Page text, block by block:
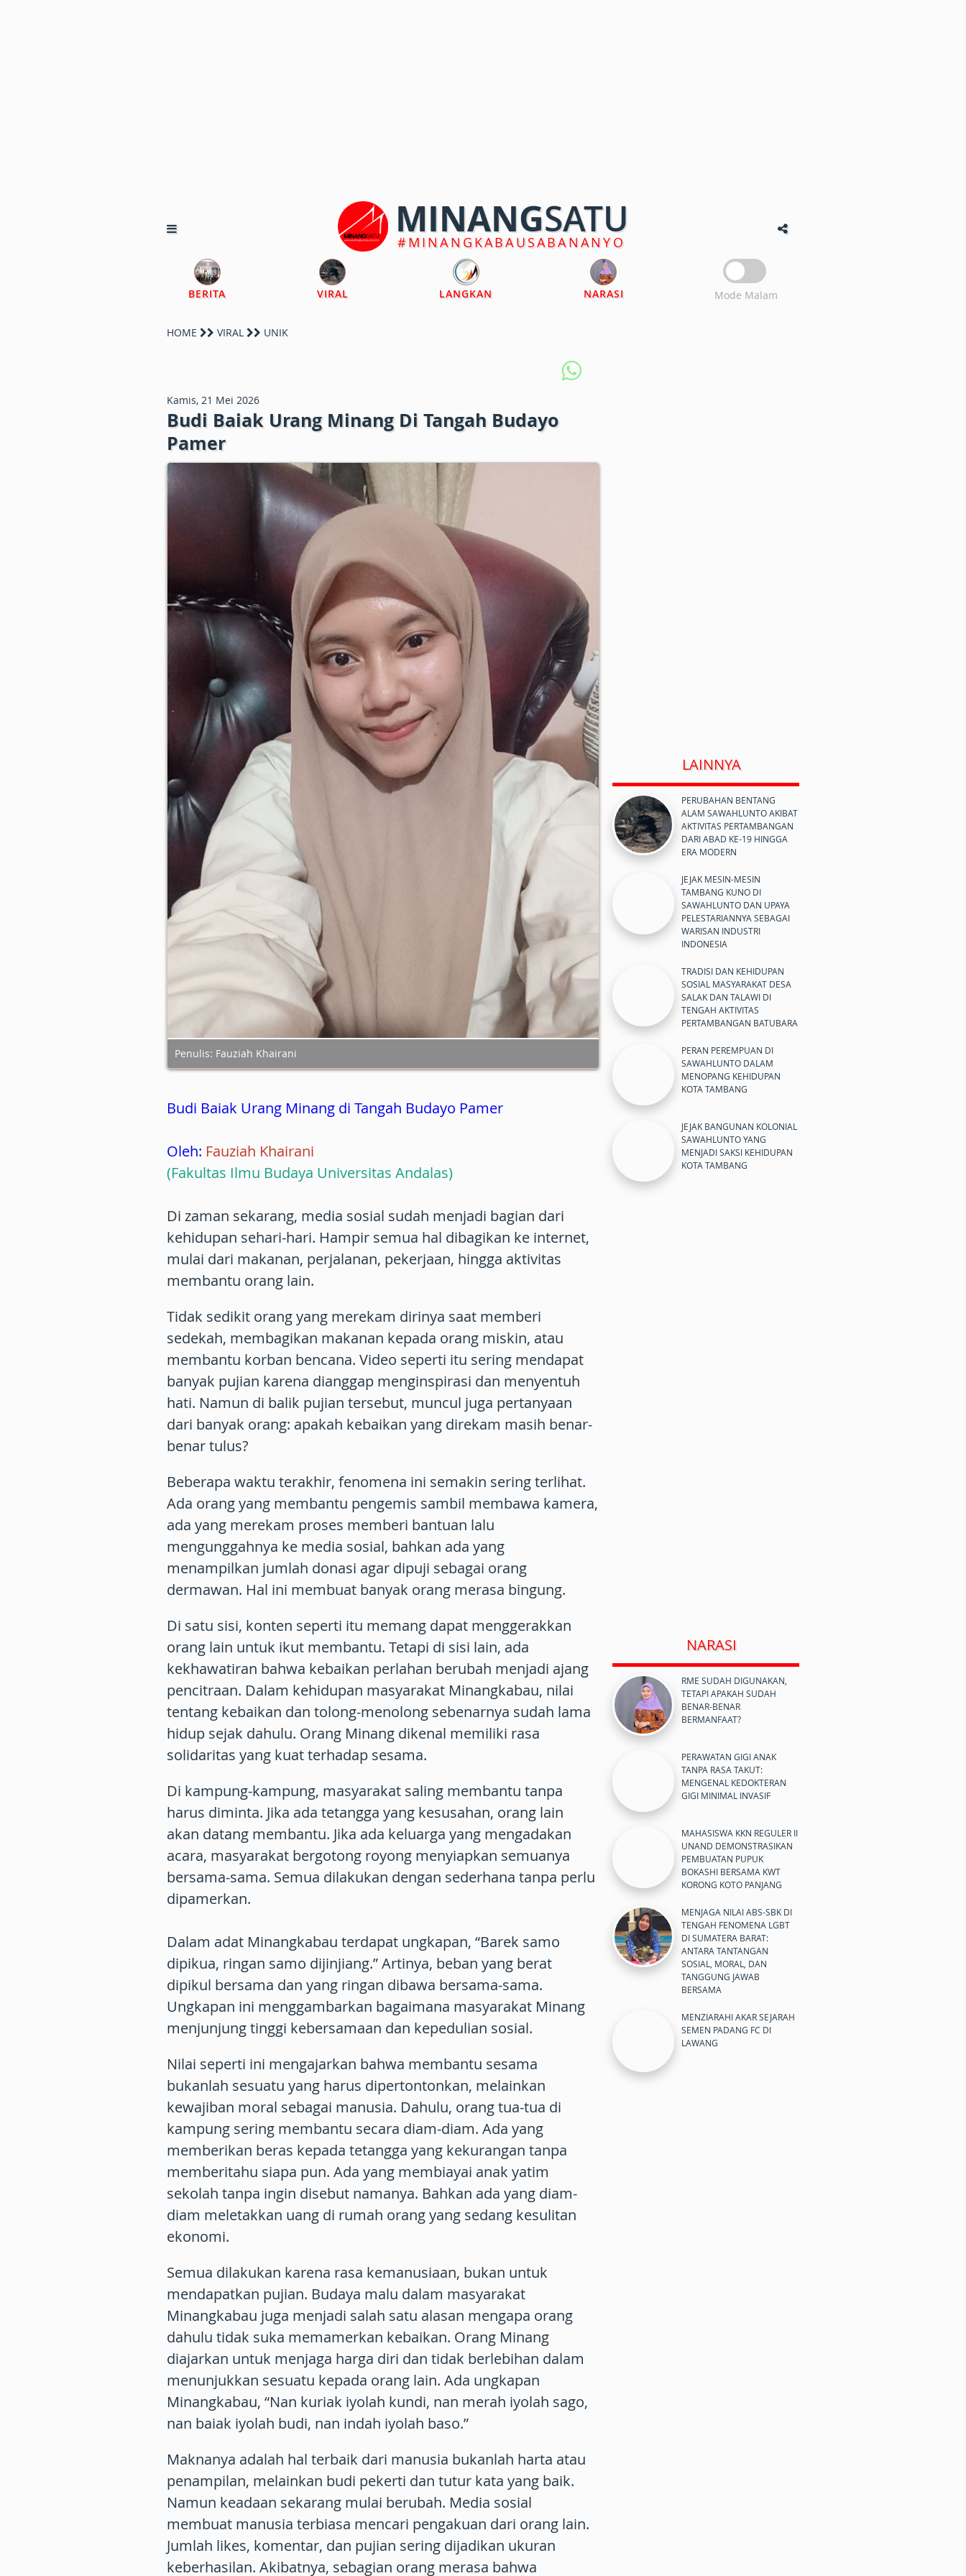
MINANGSATU
#MINANGKABAUSABANANYO
BERITA VIRAL LANGKAN NARASI Mode Malam
HOME VIRAL UNIK
Kamis, 21 Mei 2026
Budi Baiak Urang Minang Di Tangah Budayo
Pamer
Penulis: Fauziah Khairani
Budi Baiak Urang Minang di Tangah Budayo Pamer
Oleh: Fauziah Khairani
(Fakultas Ilmu Budaya Universitas Andalas)
Di zaman sekarang, media sosial sudah menjadi bagian dari
kehidupan sehari-hari. Hampir semua hal dibagikan ke internet,
mulai dari makanan, perjalanan, pekerjaan, hingga aktivitas
membantu orang lain.
Tidak sedikit orang yang merekam dirinya saat memberi
sedekah, membagikan makanan kepada orang miskin, atau
membantu korban bencana. Video seperti itu sering mendapat
banyak pujian karena dianggap menginspirasi dan menyentuh
hati. Namun di balik pujian tersebut, muncul juga pertanyaan
dari banyak orang: apakah kebaikan yang direkam masih benar-
benar tulus?
Beberapa waktu terakhir, fenomena ini semakin sering terlihat.
Ada orang yang membantu pengemis sambil membawa kamera,
ada yang merekam proses memberi bantuan lalu
mengunggahnya ke media sosial, bahkan ada yang
menampilkan jumlah donasi agar dipuji sebagai orang
dermawan. Hal ini membuat banyak orang merasa bingung.
Di satu sisi, konten seperti itu memang dapat menggerakkan
orang lain untuk ikut membantu. Tetapi di sisi lain, ada
kekhawatiran bahwa kebaikan perlahan berubah menjadi ajang
pencitraan. Dalam kehidupan masyarakat Minangkabau, nilai
tentang kebaikan dan tolong-menolong sebenarnya sudah lama
hidup sejak dahulu. Orang Minang dikenal memiliki rasa
solidaritas yang kuat terhadap sesama.
Di kampung-kampung, masyarakat saling membantu tanpa
harus diminta. Jika ada tetangga yang kesusahan, orang lain
akan datang membantu. Jika ada keluarga yang mengadakan
acara, masyarakat bergotong royong menyiapkan semuanya
bersama-sama. Semua dilakukan dengan sederhana tanpa perlu
dipamerkan.
Dalam adat Minangkabau terdapat ungkapan, “Barek samo
dipikua, ringan samo dijinjiang.” Artinya, beban yang berat
dipikul bersama dan yang ringan dibawa bersama-sama.
Ungkapan ini menggambarkan bagaimana masyarakat Minang
menjunjung tinggi kebersamaan dan kepedulian sosial.
Nilai seperti ini mengajarkan bahwa membantu sesama
bukanlah sesuatu yang harus dipertontonkan, melainkan
kewajiban moral sebagai manusia. Dahulu, orang tua-tua di
kampung sering membantu secara diam-diam. Ada yang
memberikan beras kepada tetangga yang kekurangan tanpa
memberitahu siapa pun. Ada yang membiayai anak yatim
sekolah tanpa ingin disebut namanya. Bahkan ada yang diam-
diam meletakkan uang di rumah orang yang sedang kesulitan
ekonomi.
Semua dilakukan karena rasa kemanusiaan, bukan untuk
mendapatkan pujian. Budaya malu dalam masyarakat
Minangkabau juga menjadi salah satu alasan mengapa orang
dahulu tidak suka memamerkan kebaikan. Orang Minang
diajarkan untuk menjaga harga diri dan tidak berlebihan dalam
menunjukkan sesuatu kepada orang lain. Ada ungkapan
Minangkabau, “Nan kuriak iyolah kundi, nan merah iyolah sago,
nan baiak iyolah budi, nan indah iyolah baso.”
Maknanya adalah hal terbaik dari manusia bukanlah harta atau
penampilan, melainkan budi pekerti dan tutur kata yang baik.
Namun keadaan sekarang mulai berubah. Media sosial
membuat manusia terbiasa mencari pengakuan dari orang lain.
Jumlah likes, komentar, dan pujian sering dijadikan ukuran
keberhasilan. Akibatnya, sebagian orang merasa bahwa
LAINNYA
PERUBAHAN BENTANG
ALAM SAWAHLUNTO AKIBAT
AKTIVITAS PERTAMBANGAN
DARI ABAD KE-19 HINGGA
ERA MODERN
JEJAK MESIN-MESIN
TAMBANG KUNO DI
SAWAHLUNTO DAN UPAYA
PELESTARIANNYA SEBAGAI
WARISAN INDUSTRI
INDONESIA
TRADISI DAN KEHIDUPAN
SOSIAL MASYARAKAT DESA
SALAK DAN TALAWI DI
TENGAH AKTIVITAS
PERTAMBANGAN BATUBARA
PERAN PEREMPUAN DI
SAWAHLUNTO DALAM
MENOPANG KEHIDUPAN
KOTA TAMBANG
JEJAK BANGUNAN KOLONIAL
SAWAHLUNTO YANG
MENJADI SAKSI KEHIDUPAN
KOTA TAMBANG
NARASI
RME SUDAH DIGUNAKAN,
TETAPI APAKAH SUDAH
BENAR-BENAR
BERMANFAAT?
PERAWATAN GIGI ANAK
TANPA RASA TAKUT:
MENGENAL KEDOKTERAN
GIGI MINIMAL INVASIF
MAHASISWA KKN REGULER II
UNAND DEMONSTRASIKAN
PEMBUATAN PUPUK
BOKASHI BERSAMA KWT
KORONG KOTO PANJANG
MENJAGA NILAI ABS-SBK DI
TENGAH FENOMENA LGBT
DI SUMATERA BARAT:
ANTARA TANTANGAN
SOSIAL, MORAL, DAN
TANGGUNG JAWAB
BERSAMA
MENZIARAHI AKAR SEJARAH
SEMEN PADANG FC DI
LAWANG